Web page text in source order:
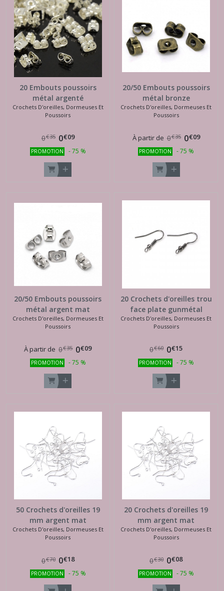
20 Embouts poussoirs
métal argenté
Crochets D'oreilles, Dormeuses Et
Poussoirs
0€35 0€09
PROMOTION -75 %
20/50 Embouts poussoirs
métal bronze
Crochets D'oreilles, Dormeuses Et
Poussoirs
À partir de 0€35 0€09
PROMOTION -75 %
20/50 Embouts poussoirs
métal argent mat
Crochets D'oreilles, Dormeuses Et
Poussoirs
À partir de 0€35 0€09
PROMOTION -75 %
20 Crochets d'oreilles trou
face plate gunmétal
Crochets D'oreilles, Dormeuses Et
Poussoirs
0€60 0€15
PROMOTION -75 %
50 Crochets d'oreilles 19
mm argent mat
Crochets D'oreilles, Dormeuses Et
Poussoirs
0€70 0€18
PROMOTION -75 %
20 Crochets d'oreilles 19
mm argent mat
Crochets D'oreilles, Dormeuses Et
Poussoirs
0€30 0€08
PROMOTION -75 %